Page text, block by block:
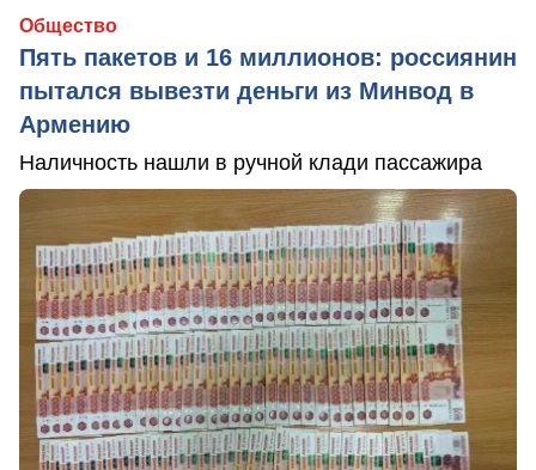
Общество
Пять пакетов и 16 миллионов: россиянин
пытался вывезти деньги из Минвод в
Армению
Наличность нашли в ручной клади пассажира